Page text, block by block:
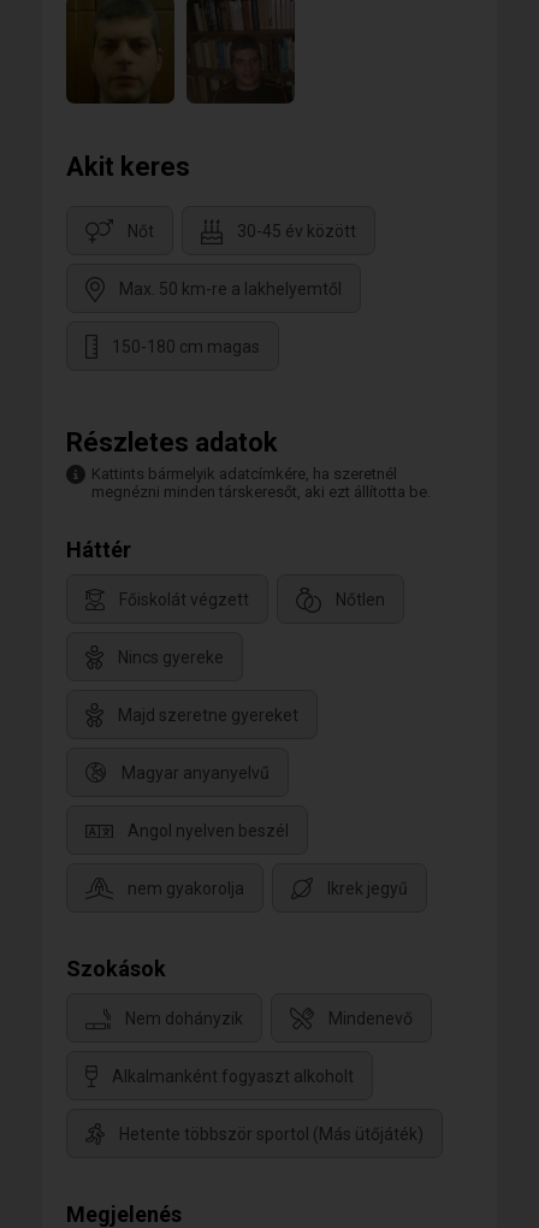
Akit keres
Nőt 30-45 év között
Max. 50 km-re a lakhelyemtől
150-180 cm magas
Részletes adatok
Kattints bármelyik adatcímkére, ha szeretnél
megnézni minden társkeresőt, aki ezt állította be.
Háttér
Főiskolát végzett Nőtlen
Nincs gyereke
Majd szeretne gyereket
Magyar anyanyelvű
Angol nyelven beszél
nem gyakorolja Ikrek jegyű
Szokások
Nem dohányzik Mindenevő
Alkalmanként fogyaszt alkoholt
Hetente többször sportol (Más ütőjáték)
Megjelenés